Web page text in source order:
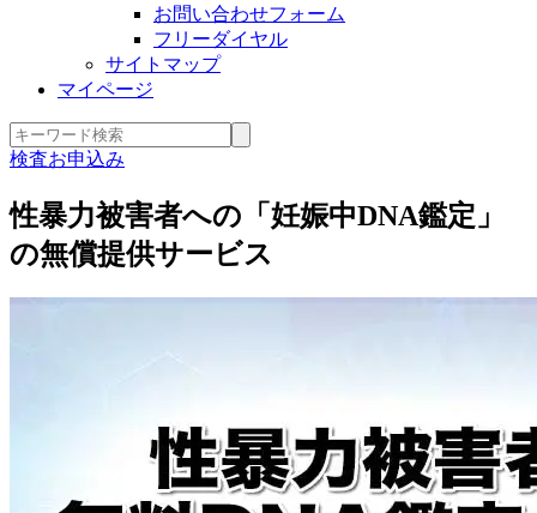
お問い合わせフォーム
フリーダイヤル
サイトマップ
マイページ
検査お申込み
性暴力被害者への「妊娠中DNA鑑定」
の無償提供サービス